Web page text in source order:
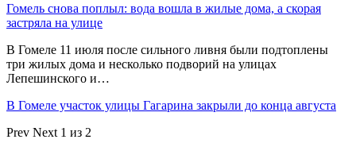
Гомель снова поплыл: вода вошла в жилые дома, а скорая
застряла на улице
В Гомеле 11 июля после сильного ливня были подтоплены
три жилых дома и несколько подворий на улицах
Лепешинского и…
В Гомеле участок улицы Гагарина закрыли до конца августа
Prev Next 1 из 2